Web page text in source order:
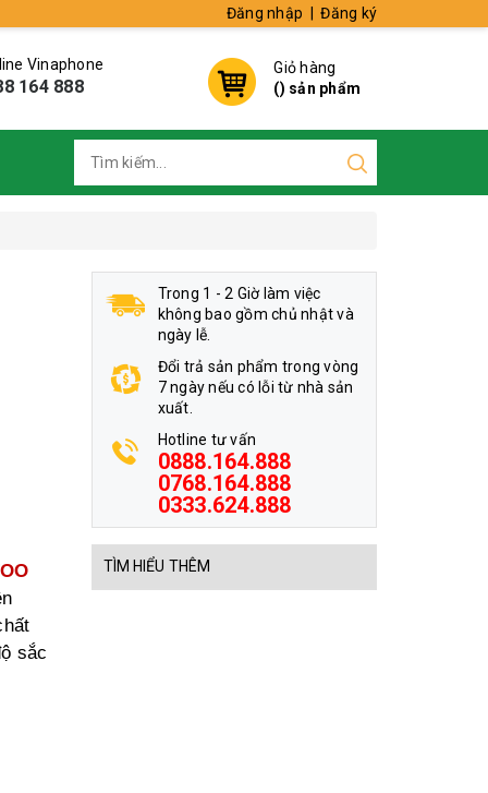
Đăng nhập Đăng ký
Vinaphone
164 888
Giỏ hàng
() sản phẩm
sắc
Trong 1 - 2 Giờ làm việc
không bao gồm chủ nhật và
ngày lễ.
Đổi trả sản phẩm trong vòng
7 ngày nếu có lỗi từ nhà sản
xuất.
Hotline tư vấn
0888.164.888
0768.164.888
0333.624.888
TÌM HIỂU THÊM